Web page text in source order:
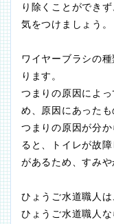
り除くことができ
気をつけましょう。
ワイヤーブラシの
ります。
つまりの原因によ
め、原因にあったも
つまりの原因が分
ると、トイレが故
があるため、すみや
ひょうご水道職人は
ひょうご水道職人